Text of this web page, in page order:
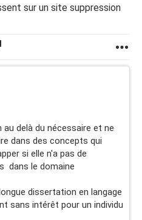
sur un site suppression
delà du nécessaire et ne
dans des concepts qui
si elle n'a pas de
dans le domaine
dissertation en langage
sans intérêt pour un individu